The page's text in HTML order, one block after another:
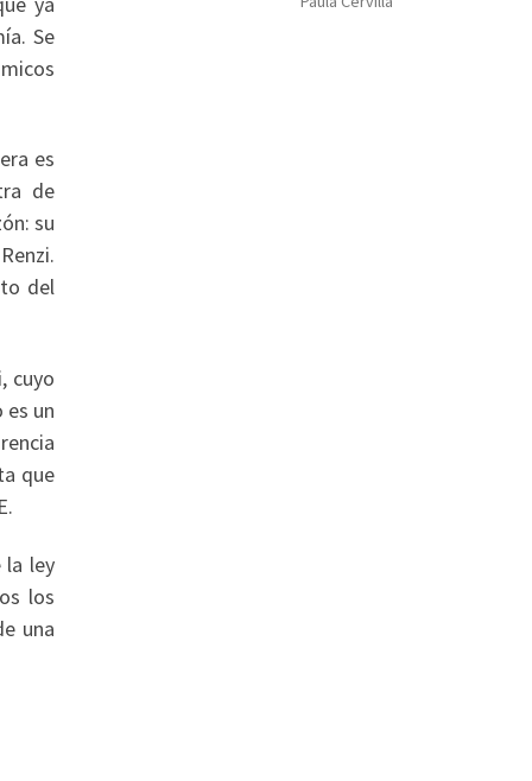
Se
es
de
su
del
cuyo
un
que
la ley
los
una